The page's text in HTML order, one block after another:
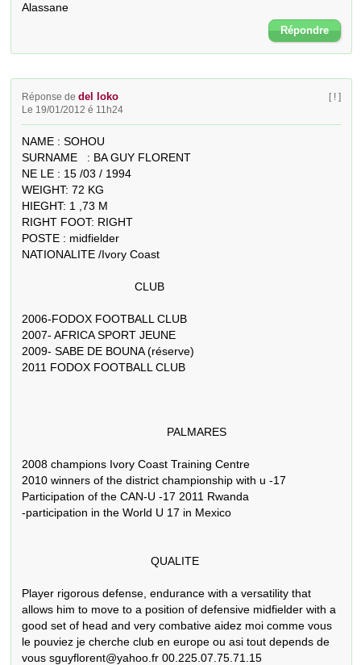
Alassane
Répondre
Réponse dedel loko
Le 19/01/2012 é 11h24
[ ! ]
NAME : SOHOU
SURNAME   : BA GUY FLORENT
NE LE : 15 /03 / 1994
WEIGHT: 72 KG
HIEGHT: 1 ,73 M
RIGHT FOOT: RIGHT
POSTE : midfielder
NATIONALITE /Ivory Coast
                                   CLUB
2006-FODOX FOOTBALL CLUB
2007- AFRICA SPORT JEUNE
2009- SABE DE BOUNA (réserve)
2011 FODOX FOOTBALL CLUB
2008 champions Ivory Coast Training Centre
2010 winners of the district championship with u -17
Participation of the CAN-U -17 2011 Rwanda
-participation in the World U 17 in Mexico
                                        QUALITE
Player rigorous defense, endurance with a versatility that
allows him to move to a position of defensive midfielder with a
good set of head and very combative aidez moi comme vous
le pouviez je cherche club en europe ou asi tout depends de
vous sguyflorent@yahoo.fr 00.225.07.75.71.15